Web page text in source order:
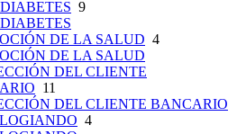
9
DE LA SALUD 4
DE LA SALUD
DEL CLIENTE
11
DEL CLIENTE BANCARIO
4